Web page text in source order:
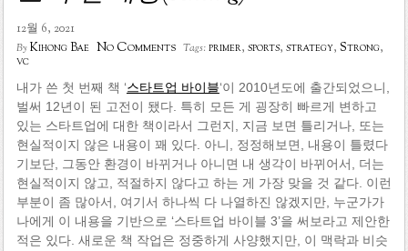
12월 6, 2021
ByKihong Bae No Comments Tags:primer, sports, strategy, Strong,
vc
내가 쓴 첫 번째 책 ‘스타트업 바이블‘이 2010년도에 출간되었으니,
벌써 12년이 된 고전이 됐다. 특히 모든 게 굉장히 빠르게 변하고
있는 스타트업에 대한 책이라서 그런지, 지금 보면 틀리거나, 또는
현실적이지 않은 내용이 꽤 있다. 아니, 정정해보면, 내용이 틀렸다
기보단, 그동안 환경이 바뀌거나 아니면 내 생각이 바뀌어서, 더는
현실적이지 않고, 적절하지 않다고 하는 게 가장 맞을 것 같다. 이런
부분이 좀 많아서, 여기서 하나씩 다 나열하진 않겠지만, 누군가가
나에게 이 내용을 기반으로 ‘스타트업 바이블 3’을 써보라고 제안한
적은 있다. 새로운 책 작업은 정중하게 사양했지만, 이 맥락과 비슷